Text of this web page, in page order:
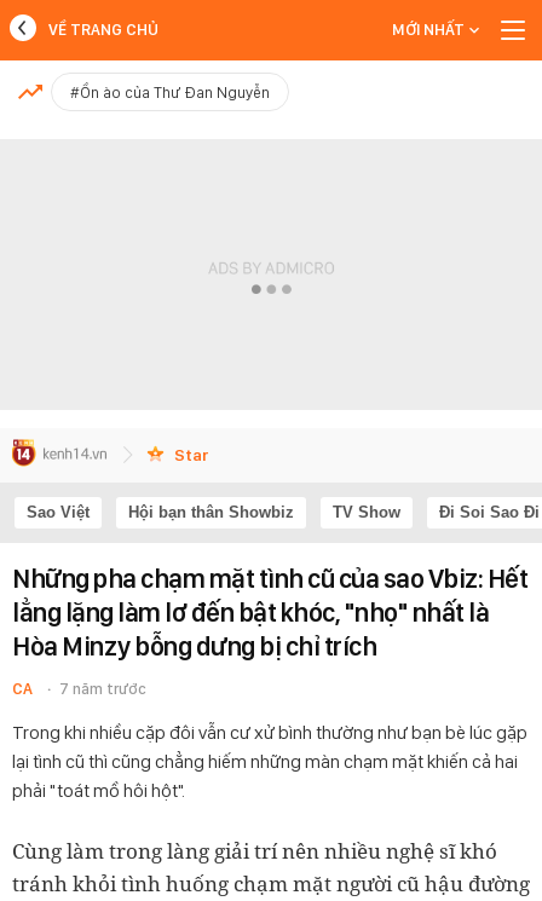
MỚI NHẤT
VỀ TRANG CHỦ MỚI NHẤT
#Ồn ào của Thư Đan Nguyễn
Star
Sao Việt Hội bạn thân Showbiz TV Show Đi Soi Sao Đi
Những pha chạm mặt tình cũ của sao Vbiz: Hết
lẳng lặng làm lơ đến bật khóc, "nhọ" nhất là
Hòa Minzy bỗng dưng bị chỉ trích
CA 7 năm trước
Trong khi nhiều cặp đôi vẫn cư xử bình thường như bạn bè lúc gặp
lại tình cũ thì cũng chẳng hiếm những màn chạm mặt khiến cả hai
phải "toát mồ hôi hột".
Cùng làm trong làng giải trí nên nhiều nghệ sĩ khó
tránh khỏi tình huống chạm mặt người cũ hậu đường